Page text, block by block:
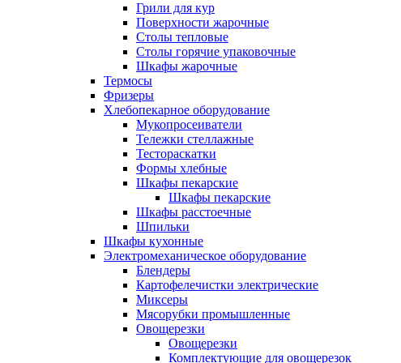
Грили для кур
Поверхности жарочные
Столы тепловые
Столы горячие упаковочные
Шкафы жарочные
Термосы
Фризеры
Хлебопекарное оборудование
Мукопросеиватели
Тележки стеллажные
Тестораскатки
Формы хлебные
Шкафы пекарские
Шкафы пекарские
Шкафы расстоечные
Шпильки
Шкафы кухонные
Электромеханическое оборудование
Блендеры
Картофелечистки электрические
Миксеры
Мясорубки промышленные
Овощерезки
Овощерезки
Комплектующие для овощерезок